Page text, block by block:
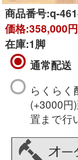
商品番号:q-
価格:358,000
在庫:1脚
通常配送
らくらく
(+3000円
置まで行